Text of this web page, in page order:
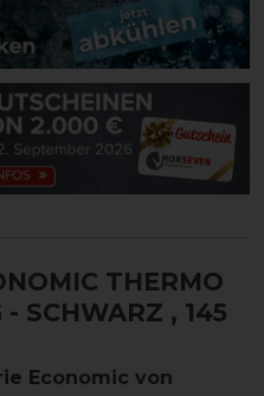
THERMO
- SCHWARZ , 145
Economic von